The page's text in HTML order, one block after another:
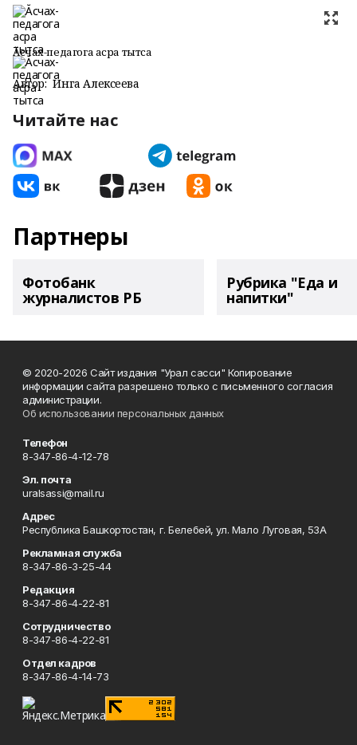
Ăсчах-педагога асра тытса
Автор: Инга Алексеева
Читайте нас
Партнеры
Фотобанк
журналистов РБ
Рубрика "Еда и
напитки"
© 2020-2026 Сайт издания "Урал сасси" Копирование
информации сайта разрешено только с письменного согласия
администрации.
Об использовании персональных данных
Телефон
8-347-86-4-12-78
Эл. почта
uralsassi@mail.ru
Адрес
Республика Башкортостан, г. Белебей, ул. Мало Луговая, 53А
Рекламная служба
8-347-86-3-25-44
Редакция
8-347-86-4-22-81
Сотрудничество
8-347-86-4-22-81
Отдел кадров
8-347-86-4-14-73